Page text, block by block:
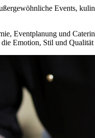
Events,
Eventplanung und
Emotion, Stil und